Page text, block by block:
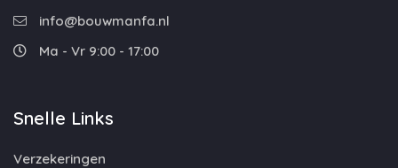
info@bouwmanfa.nl
Ma - Vr 9:00 - 17:00
Snelle Links
Verzekeringen